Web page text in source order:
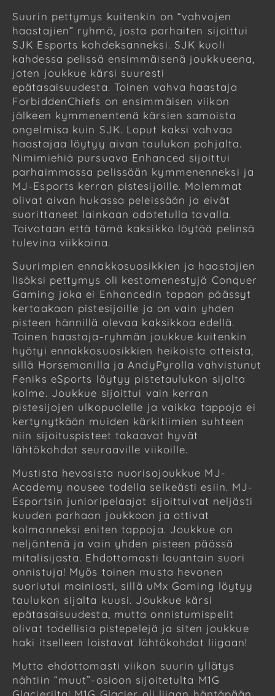
Suurin pettymys kuitenkin on “vahvojen
haastajien” ryhmä, josta parhaiten sijoittui
SJK Esports kahdeksanneksi. SJK kuoli
kahdessa pelissä ensimmäisenä joukkueena,
joten joukkue kärsi suuresti
epätasaisuudesta. Toinen vahva haastaja
ForbiddenChiefs on ensimmäisen viikon
jälkeen kymmenentenä kärsien samoista
ongelmisa kuin SJK. Loput kaksi vahvaa
haastajaa löytyy aivan taulukon pohjalta.
Nimimiehiä pursuava Enhanced sijoittui
parhaimmassa pelissään kymmenenneksi ja
MJ-Esports kerran pistesijoille. Molemmat
olivat aivan hukassa peleissään ja eivät
suorittaneet lainkaan odotetulla tavalla.
Toivotaan että tämä kaksikko löytää pelinsä
tulevina viikkoina.
Suurimpien ennakkosuosikkien ja haastajien
lisäksi pettymys oli kestomenestyjä Conquer
Gaming joka ei Enhancedin tapaan päässyt
kertaakaan pistesijoille ja on vain yhden
pisteen hännillä olevaa kaksikkoa edellä.
Toinen haastaja-ryhmän joukkue kuitenkin
hyötyi ennakkosuosikkien heikoista otteista,
sillä Horsemanilla ja AndyPyrolla vahvistunut
Feniks eSports löytyy pistetaulukon sijalta
kolme. Joukkue sijoittui vain kerran
pistesijojen ulkopuolelle ja vaikka tappoja ei
kertynytkään muiden kärkitiimien suhteen
niin sijoituspisteet takaavat hyvät
lähtökohdat seuraaville viikoille.
Mustista hevosista nuorisojoukkue MJ-
Academy nousee todella selkeästi esiin. MJ-
Esportsin junioripelaajat sijoittuivat neljästi
kuuden parhaan joukkoon ja ottivat
kolmanneksi eniten tappoja. Joukkue on
neljäntenä ja vain yhden pisteen päässä
mitalisijasta. Ehdottomasti lauantain suori
onnistuja! Myös toinen musta hevonen
suoriutui mainiosti, sillä uMx Gaming löytyy
taulukon sijalta kuusi. Joukkue kärsi
epätasaisuudesta, mutta onnistumispelit
olivat todellisia pistepelejä ja siten joukkue
haki itselleen loistavat lähtökohdat liigaan!
Mutta ehdottomasti viikon suurin yllätys
nähtiin “muut”-osioon sijoitetulta M1G